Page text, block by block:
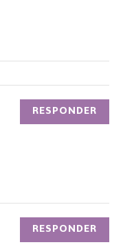
RESPONDER
RESPONDER